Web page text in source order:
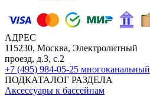
АДРЕС
115230, Москва, Электролитный
проезд, д.3, с.2
+7 (495) 984-05-25 многоканальный
ПОДКАТАЛОГ РАЗДЕЛА
Аксессуары к бассейнам